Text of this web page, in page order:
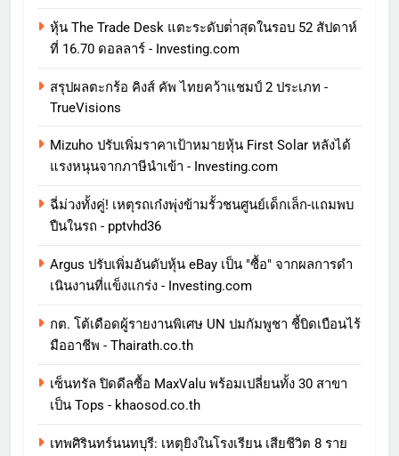
หุ้น The Trade Desk แตะระดับต่ําสุดในรอบ 52 สัปดาห์
ที่ 16.70 ดอลลาร์ - Investing.com
สรุปผลตะกร้อ คิงส์ คัพ ไทยคว้าแชมป์ 2 ประเภท -
TrueVisions
Mizuho ปรับเพิ่มราคาเป้าหมายหุ้น First Solar หลังได้
แรงหนุนจากภาษีนําเข้า - Investing.com
ฉี่ม่วงทั้งคู่! เหตุรถเก๋งพุ่งข้ามรั้วชนศูนย์เด็กเล็ก-แถมพบ
ปืนในรถ - pptvhd36
Argus ปรับเพิ่มอันดับหุ้น eBay เป็น "ซื้อ" จากผลการดํา
เนินงานที่แข็งแกร่ง - Investing.com
กต. โต้เดือดผู้รายงานพิเศษ UN ปมกัมพูชา ชี้บิดเบือนไร้
มืออาชีพ - Thairath.co.th
เซ็นทรัล ปิดดีลซื้อ MaxValu พร้อมเปลี่ยนทั้ง 30 สาขา
เป็น Tops - khaosod.co.th
เทพศิรินทร์นนทบุรี: เหตุยิงในโรงเรียน เสียชีวิต 8 ราย